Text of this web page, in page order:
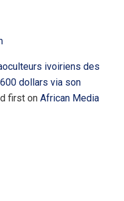
ivoiriens des
dollars via son
first on African Media